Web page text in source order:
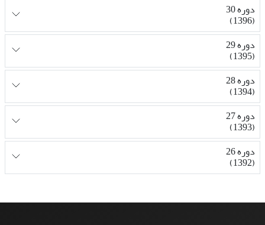
دوره 30
(1396)
دوره 29
(1395)
دوره 28
(1394)
دوره 27
(1393)
دوره 26
(1392)